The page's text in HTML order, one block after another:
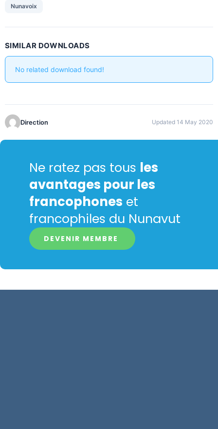
Nunavoix
SIMILAR DOWNLOADS
No related download found!
Direction Updated 14 May 2020
Ne ratez pas tous les
avantages pour les
francophones et
francophiles du Nunavut
DEVENIR MEMBRE